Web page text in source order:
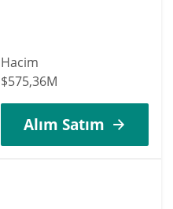
Hacim
$575,36M
Alım Satım